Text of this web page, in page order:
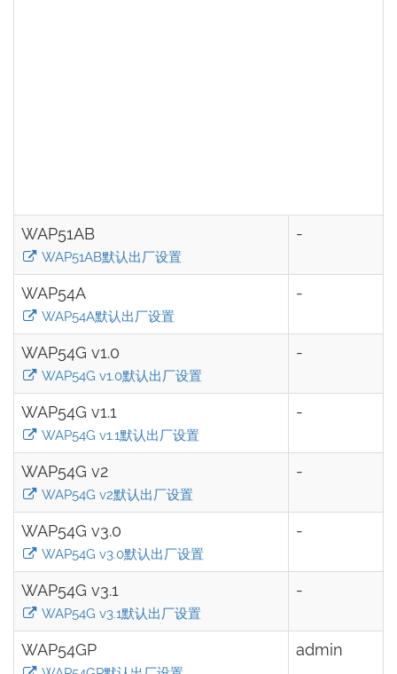
WAP51AB
WAP51AB默认出厂设置
-
WAP54A
WAP54A默认出厂设置
-
WAP54G v1.0
WAP54G v1.0默认出厂设置
-
WAP54G v1.1
WAP54G v1.1默认出厂设置
-
WAP54G v2
WAP54G v2默认出厂设置
-
WAP54G v3.0
WAP54G v3.0默认出厂设置
-
WAP54G v3.1
WAP54G v3.1默认出厂设置
-
WAP54GP admin